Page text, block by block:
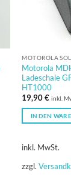
MOTOROLA
Motorola
Ladeschale
HT1000
19,90€ inkl.
IN DEN
inkl. MwSt.
zzgl.